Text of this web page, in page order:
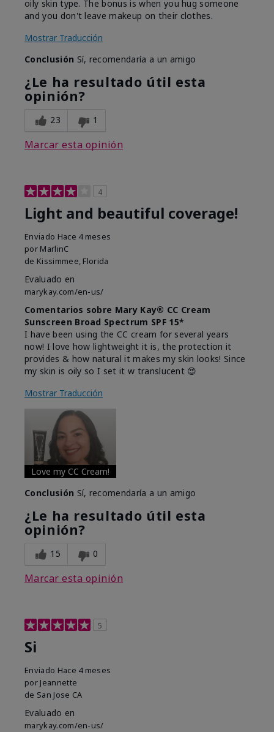
oily skin type. The bonus is when you hug someone
and you don't leave makeup on their clothes.
Mostrar Traducción
Conclusión Sí, recomendaría a un amigo
¿Le ha resultado útil esta
opinión?
23 1
Marcar esta opinión
4
Light and beautiful coverage!
Enviado Hace 4 meses
por MarlinC
de Kissimmee, Florida
Evaluado en
marykay.com/en-us/
Comentarios sobre Mary Kay® CC Cream
Sunscreen Broad Spectrum SPF 15*
I have been using the CC cream for several years
now! I love how lightweight it is, the protection it
provides & how natural it makes my skin looks! Since
my skin is oily so I set it w translucent 😍
Mostrar Traducción
Love my CC Cream!
Conclusión Sí, recomendaría a un amigo
¿Le ha resultado útil esta
opinión?
15 0
Marcar esta opinión
5
Si
Enviado Hace 4 meses
por Jeannette
de San Jose CA
Evaluado en
marykay.com/en-us/